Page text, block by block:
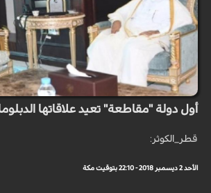
أول دولة "مقاطعة" تعيد علاقاتها
قطر_الكوثر:
الأحد 2 ديسمبر 2018 - 22:10 بتوقيت مكة